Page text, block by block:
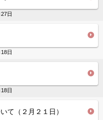
日
日
日
て（２月２１日）